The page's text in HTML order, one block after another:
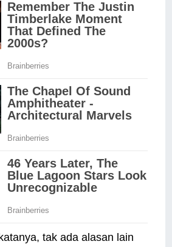
tak ada alasan lain